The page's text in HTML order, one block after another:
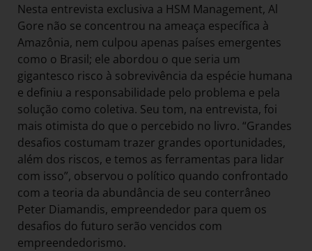
Nesta entrevista exclusiva a HSM Management, Al
Gore não se concentrou na ameaça específica à
Amazônia, nem culpou apenas países emergentes
como o Brasil; ele abordou o que seria um
gigantesco risco à sobrevivência da espécie humana
e definiu a responsabilidade pelo problema e pela
solução como coletiva. Seu tom, na entrevista, foi
mais otimista do que o percebido no livro. “Grandes
desafios costumam trazer grandes oportunidades,
além dos riscos, e temos as ferramentas para lidar
com isso”, observou o político quando confrontado
com a teoria da abundância de seu conterrâneo
Peter Diamandis, empreendedor para quem os
desafios do futuro serão vencidos com
empreendedorismo.